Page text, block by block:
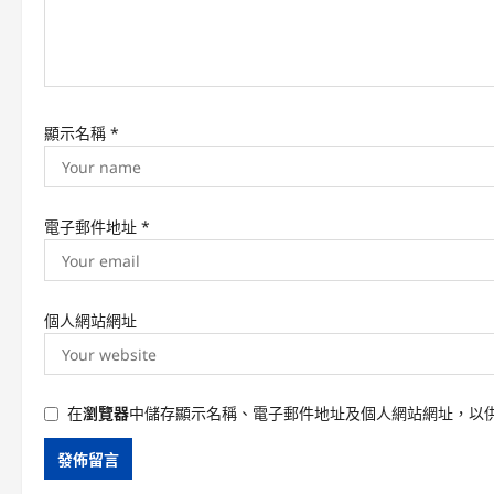
顯示名稱 *
電子郵件地址 *
個人網站網址
在瀏覽器中儲存顯示名稱、電子郵件地址及個人網站網址，以